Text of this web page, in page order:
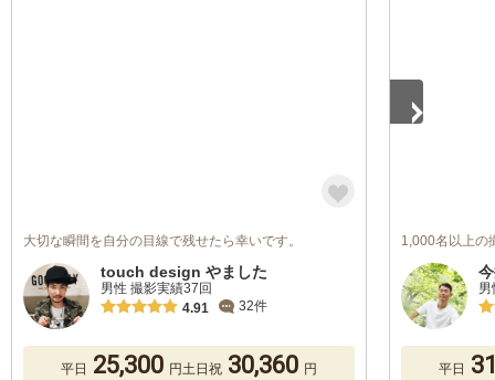
大切な瞬間を自分の目線で残せたら幸いです。
touch design やました
男性 撮影実績37回
4.91
32件
平日 25,300 円土日祝 30,360 円
1,000名以上の
平日